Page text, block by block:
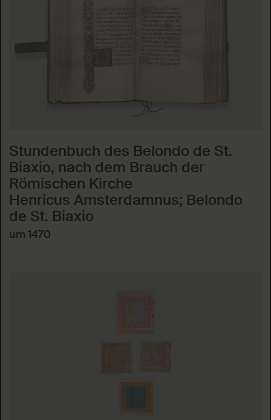
Stundenbuch des Belondo de St.
Biaxio, nach dem Brauch der
Römischen Kirche
Henricus Amsterdamnus; Belondo
de St. Biaxio
um 1470